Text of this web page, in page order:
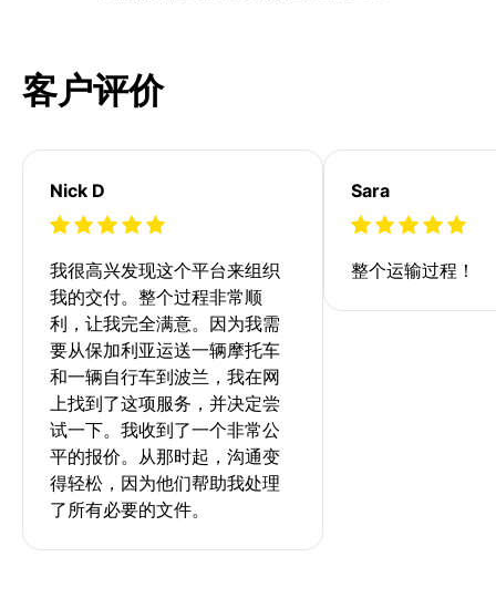
客户评价
Nick D
我很高兴发现这个平台来组织
我的交付。整个过程非常顺
利，让我完全满意。因为我需
要从保加利亚运送一辆摩托车
和一辆自行车到波兰，我在网
上找到了这项服务，并决定尝
试一下。我收到了一个非常公
平的报价。从那时起，沟通变
得轻松，因为他们帮助我处理
了所有必要的文件。
Sara
整个运输过程！